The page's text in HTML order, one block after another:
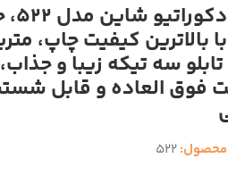
با بالاترین کیفیت چاپ،
سه تیکه زیبا و
فوق العاده و قابل
محصول:522